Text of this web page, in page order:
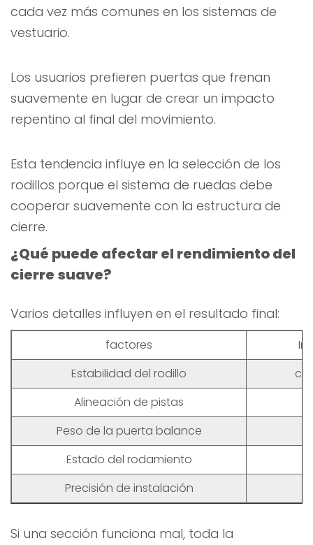
cada vez más comunes en los sistemas de
vestuario.
Los usuarios prefieren puertas que frenan
suavemente en lugar de crear un impacto
repentino al final del movimiento.
Esta tendencia influye en la selección de los
rodillos porque el sistema de ruedas debe
cooperar suavemente con la estructura de
cierre.
¿Qué puede afectar el rendimiento del
cierre suave?
Varios detalles influyen en el resultado final:
factores
Estabilidad del rodillo
Alineación de pistas
Peso de la puerta balance
Estado del rodamiento
Precisión de instalación
Si una sección funciona mal, toda la